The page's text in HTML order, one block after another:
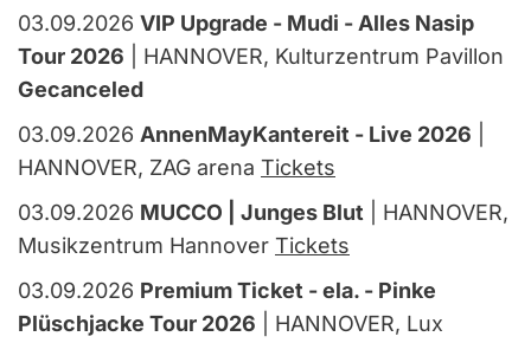
03.09.2026 VIP Upgrade - Mudi - Alles Nasip
Tour 2026 | HANNOVER, Kulturzentrum Pavillon
Gecanceled
03.09.2026 AnnenMayKantereit - Live 2026
HANNOVER, ZAG arena Tickets
03.09.2026 MUCCO | Junges Blut | HANNOVER,
Musikzentrum Hannover Tickets
03.09.2026 Premium Ticket - ela. - Pinke
Plüschjacke Tour 2026 | HANNOVER, Lux